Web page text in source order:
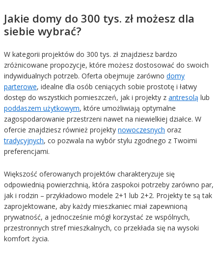
Jakie domy do 300 tys. zł możesz dla
siebie wybrać?
W kategorii projektów do 300 tys. zł znajdziesz bardzo
zróżnicowane propozycje, które możesz dostosować do swoich
indywidualnych potrzeb. Oferta obejmuje zarówno domy
parterowe, idealne dla osób ceniących sobie prostotę i łatwy
dostęp do wszystkich pomieszczeń, jak i projekty z antresolą lub
poddaszem użytkowym, które umożliwiają optymalne
zagospodarowanie przestrzeni nawet na niewielkiej działce. W
ofercie znajdziesz również projekty nowoczesnych oraz
tradycyjnych, co pozwala na wybór stylu zgodnego z Twoimi
preferencjami.
Większość oferowanych projektów charakteryzuje się
odpowiednią powierzchnią, która zaspokoi potrzeby zarówno par,
jak i rodzin – przykładowo modele 2+1 lub 2+2. Projekty te są tak
zaprojektowane, aby każdy mieszkaniec miał zapewnioną
prywatność, a jednocześnie mógł korzystać ze wspólnych,
przestronnych stref mieszkalnych, co przekłada się na wysoki
komfort życia.